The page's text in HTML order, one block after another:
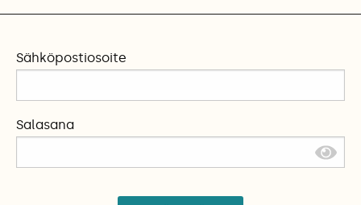
Sähköpostiosoite
Salasana